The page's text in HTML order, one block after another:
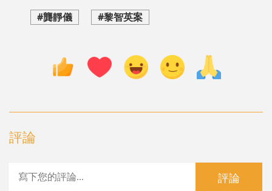
#龔靜儀 #黎智英案
評論
評論